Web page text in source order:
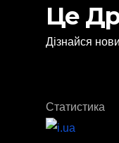
Це
Дізнайся
Статистика